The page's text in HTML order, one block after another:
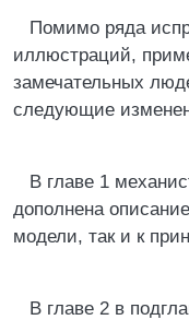
Помимо ряда
иллюстраций,
замечательных
следующие
В главе 1
дополнена
модели, так и к
В главе 2 в